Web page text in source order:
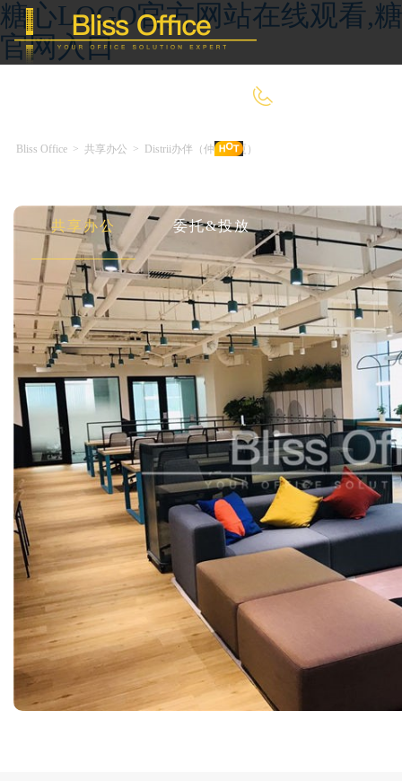
糖心LOGO官方网站在线观看,
官网入口
共享办公 委托&投放
Bliss Office > 共享办公 > Distrii办伴（仲益大厦）